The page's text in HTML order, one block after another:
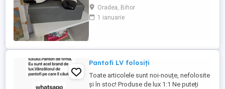
elegantă de alb și negru, mărimea 37, noi,
nepurtați. Un model clasic reinterpretat
într-un stil modern, perfect pentru ținute
un aspect ...
Oradea, Bihor
1 ianuarie
Pantofi LV folosiți
Toate articolele sunt noi-nouțe, nefolosite
și în stoc! Produse de lux 1:1 Ne puteți